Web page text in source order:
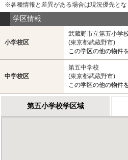
※各種情報と差異がある場合は現況優先と
学区情報
小学校区
武蔵野市立第五小学
(東京都武蔵野市)
この学区の他の物件
中学校区
第五中学校
(東京都武蔵野市)
この学区の他の物件
第五小学校学区域